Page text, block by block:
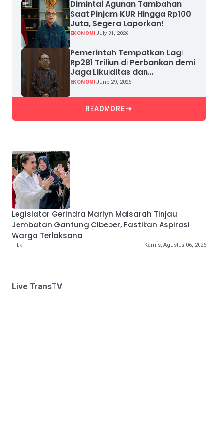
Dimintai Agunan Tambahan
Saat Pinjam KUR Hingga Rp100
Juta, Segera Laporkan!
EKONOMIJuly 31, 2026
Pemerintah Tempatkan Lagi
Rp281 Triliun di Perbankan demi
Jaga Likuiditas dan
Pertumbuhan Kredit
EKONOMIJune 29, 2026
READMORE
Legislator Gerindra Marlyn Maisarah Tinjau
Jembatan Gantung Cibeber, Pastikan Aspirasi
Warga Terlaksana
Lk Kamis, Agustus 06, 2026
Live TransTV